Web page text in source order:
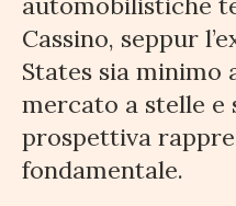
Cassino, seppur
States sia minimo
mercato a stelle e
prospettiva
fondamentale.